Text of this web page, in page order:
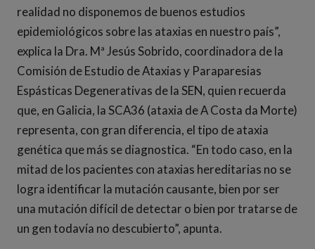
realidad no disponemos de buenos estudios
epidemiológicos sobre las ataxias en nuestro país”,
explica la Dra. Mª Jesús Sobrido, coordinadora de la
Comisión de Estudio de Ataxias y Paraparesias
Espásticas Degenerativas de la SEN, quien recuerda
que, en Galicia, la SCA36 (ataxia de A Costa da Morte)
representa, con gran diferencia, el tipo de ataxia
genética que más se diagnostica. “En todo caso, en la
mitad de los pacientes con ataxias hereditarias no se
logra identificar la mutación causante, bien por ser
una mutación difícil de detectar o bien por tratarse de
un gen todavía no descubierto”, apunta.